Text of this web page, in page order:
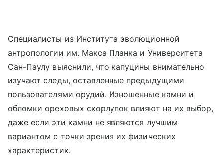
Специалисты из Института эволюционной
антропологии им. Макса Планка и Университета
Сан-Паулу выяснили, что капуцины внимательно
изучают следы, оставленные предыдущими
пользователями орудий. Изношенные камни и
обломки ореховых скорлупок влияют на их выбор,
даже если эти камни не являются лучшим
вариантом с точки зрения их физических
характеристик.